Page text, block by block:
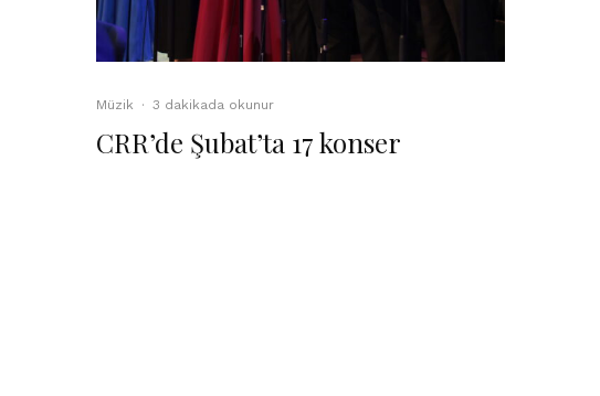
Müzik · 3 dakikada okunur
CRR’de Şubat’ta 17 konser